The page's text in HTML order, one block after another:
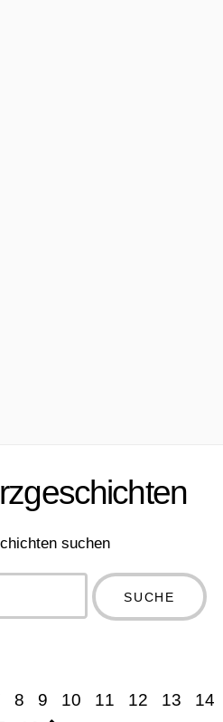
suchen
Type 2 or
8 9 10 11 12 13
14